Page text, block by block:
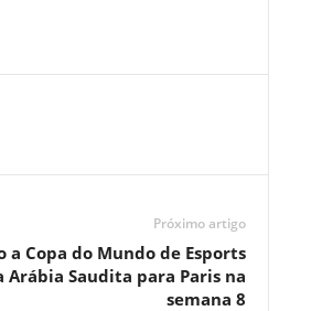
Próximo artigo
a Copa do Mundo de Esports
Arábia Saudita para Paris na
semana 8